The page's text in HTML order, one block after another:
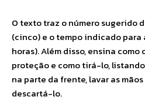
O texto traz o número sugerido
(cinco) e o tempo indicado para
horas). Além disso, ensina como
proteção e como tirá-lo,
na parte da frente, lavar as
descartá-lo.